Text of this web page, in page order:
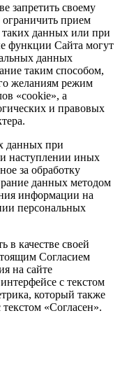
запретить своему
прием
данных или при
функции Сайта могут
данных
таким способом,
желаниям режим
«cookie», а
и правовых
данных при
наступлении иных
за обработку
данных методом
информации на
персональных
в качестве своей
Согласием
на сайте
с текстом
который также
«Согласен».